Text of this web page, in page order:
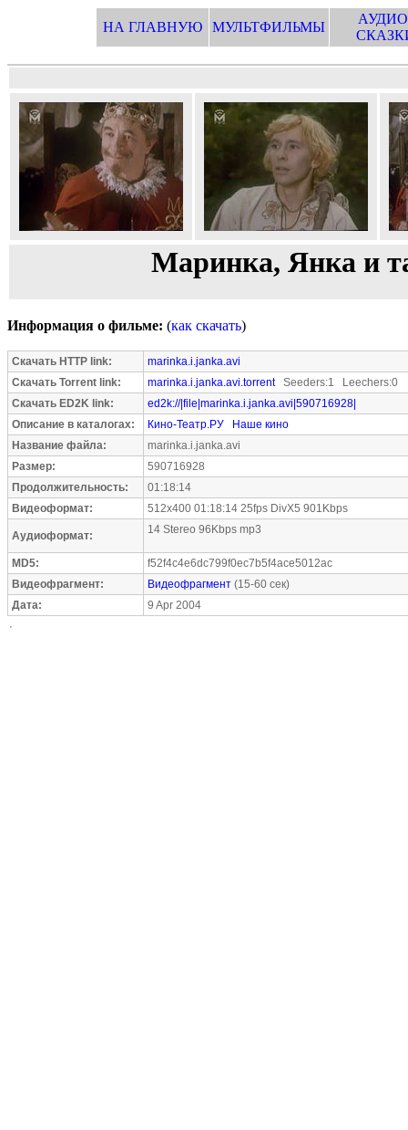
НА ГЛАВНУЮ МУЛЬТФИЛЬМЫ
Маринка, Янка и
Информация о фильме: (как скачать)
Скачать HTTP link:
marinka.i.janka.avi
Скачать Torrent link:
marinka.i.janka.avi.torrentSeeders:1 Leechers:0
Скачать ED2K link:
ed2k://|file|marinka.i.janka.avi|590716928|
Описание в каталогах:
Кино-Театр.РУ
Наше кино
Название файла:
marinka.i.janka.avi
Размер:
590716928
Продолжительность:
01:18:14
Видеоформат:
512x400 01:18:14 25fps DivX5 901Kbps
Аудиоформат: 14 Stereo 96Kbps mp3
MD5:
f52f4c4e6dc799f0ec7b5f4ace5012ac
Видеофрагмент:
Видеофрагмент (15-60 сек)
Дата:
9 Apr 2004